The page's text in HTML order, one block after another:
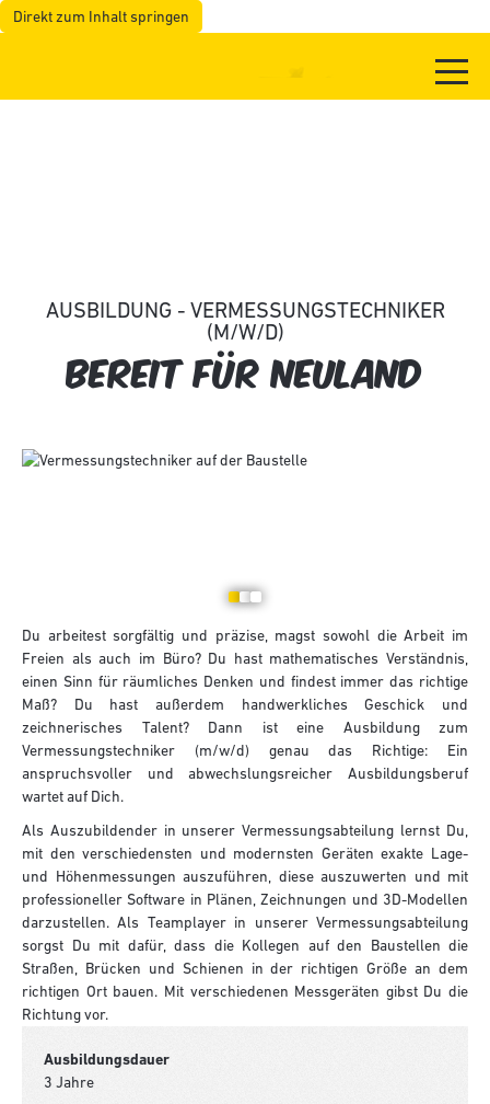
Direkt zum Inhalt springen
AUSBILDUNG - VERMESSUNGSTECHNIKER
(M/W/D)
BEREIT FÜR NEULAND
Du arbeitest sorgfältig und präzise, magst sowohl die Arbeit im
Freien als auch im Büro? Du hast mathematisches Verständnis,
einen Sinn für räumliches Denken und findest immer das richtige
Maß? Du hast außerdem handwerkliches Geschick und
zeichnerisches Talent? Dann ist eine Ausbildung zum
Vermessungstechniker (m/w/d) genau das Richtige: Ein
anspruchsvoller und abwechslungsreicher Ausbildungsberuf
wartet auf Dich.
Als Auszubildender in unserer Vermessungsabteilung lernst Du,
mit den verschiedensten und modernsten Geräten exakte Lage-
und Höhenmessungen auszuführen, diese auszuwerten und mit
professioneller Software in Plänen, Zeichnungen und 3D-Modellen
darzustellen. Als Teamplayer in unserer Vermessungsabteilung
sorgst Du mit dafür, dass die Kollegen auf den Baustellen die
Straßen, Brücken und Schienen in der richtigen Größe an dem
richtigen Ort bauen. Mit verschiedenen Messgeräten gibst Du die
Richtung vor.
Ausbildungsdauer
3 Jahre